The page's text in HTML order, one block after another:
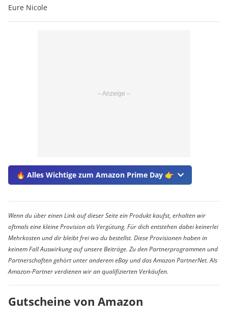
Eure Nicole
🔥 Alles Wichtige zum Amazon Prime Day 👉
Wenn du über einen Link auf dieser Seite ein Produkt kaufst, erhalten wir
oftmals eine kleine Provision als Vergütung. Für dich entstehen dabei keinerlei
Mehrkosten und dir bleibt frei wo du bestellst. Diese Provisionen haben in
keinem Fall Auswirkung auf unsere Beiträge. Zu den Partnerprogrammen und
Partnerschaften gehört unter anderem eBay und das Amazon PartnerNet. Als
Amazon-Partner verdienen wir an qualifizierten Verkäufen.
Gutscheine von Amazon